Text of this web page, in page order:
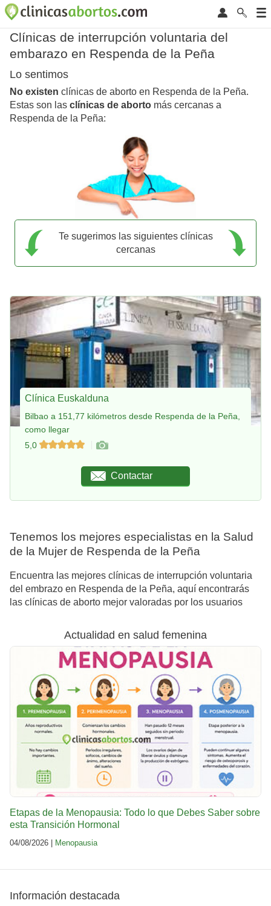
Clínicas de interrupción voluntaria del
embarazo en Respenda de la Peña
Lo sentimos
No existen clínicas de aborto en Respenda de la Peña.
Estas son las clínicas de aborto más cercanas a
Respenda de la Peña:
Te sugerimos las siguientes clínicas
cercanas
Clínica Euskalduna
Bilbao a 151,77 kilómetros desde Respenda de la Peña,
como llegar
5,0
Contactar
Tenemos los mejores especialistas en la Salud
de la Mujer de Respenda de la Peña
Encuentra las mejores clínicas de interrupción voluntaria
del embrazo en Respenda de la Peña, aquí encontrarás
las clínicas de aborto mejor valoradas por los usuarios
Actualidad en salud femenina
Etapas de la Menopausia: Todo lo que Debes Saber sobre
esta Transición Hormonal
04/08/2026 | Menopausia
Información destacada